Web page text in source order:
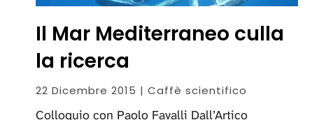
Il Mar Mediterraneo culla
la ricerca
22 Dicembre 2015 | Caffè scientifico
Colloquio con Paolo Favalli Dall’Artico